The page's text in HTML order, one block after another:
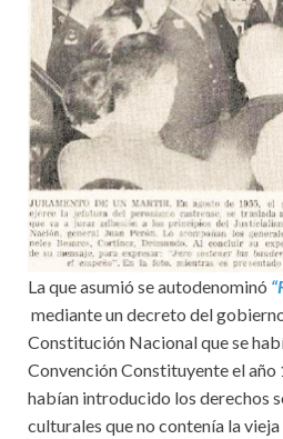
La que asumió se autodenominó
mediante un decreto del
Constitución Nacional que se
Convención Constituyente el año
habían introducido los derechos
culturales que no contenía la